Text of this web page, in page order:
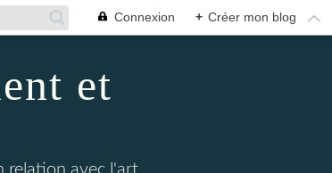
Connexion + Créer mon blog
et
relation avec l'art